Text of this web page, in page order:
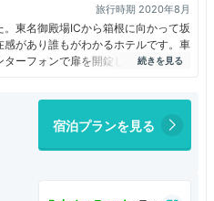
旅行時期 2020年8月
東名御殿場ICから箱根に向かって坂
があり誰もがわかるホテルです。車
ーフォンで扉を開錠してもらい３階
ります。
男性客が食事中、携帯電話で話をし
、逆に我々に謝るのは可笑しい話で
宿泊プランを見る